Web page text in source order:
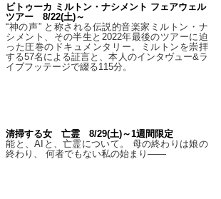
ビトゥーカ ミルトン・ナシメント フェアウェル
ツアー 8/22(土)～
“神の声” と称される伝説的音楽家ミルトン・ナ
シメント、その半生と2022年最後のツアーに迫
った圧巻のドキュメンタリー。ミルトンを崇拝
する57名による証言と、本人のインタヴュー&ラ
イブフッテージで綴る115分。
清掃する女 亡霊 8/29(土)～1週間限定
能と、AIと、亡霊について。 母の終わりは娘の
終わり、 何者でもない私の始まり――